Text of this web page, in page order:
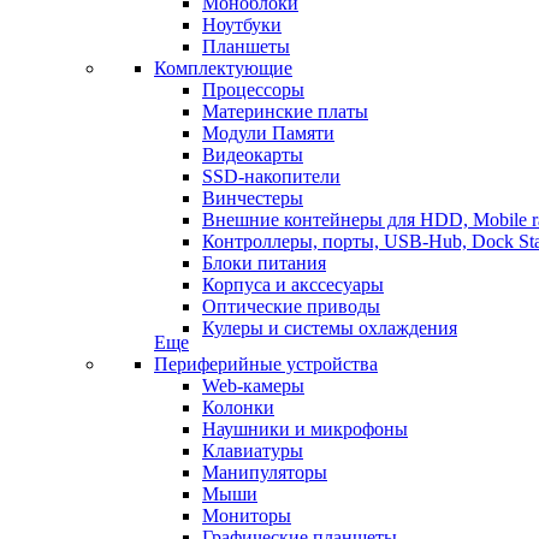
Ноутбуки
Планшеты
Комплектующие
Процессоры
Материнские платы
Модули Памяти
Видеокарты
SSD-накопители
Винчестеры
Внешние контейнеры для HDD, Mobile
Контроллеры, порты, USB-Hub, Dock
Блоки питания
Корпуса и акссесуары
Оптические приводы
Кулеры и системы охлаждения
Еще
Периферийные устройства
Web-камеры
Колонки
Наушники и микрофоны
Клавиатуры
Манипуляторы
Мыши
Мониторы